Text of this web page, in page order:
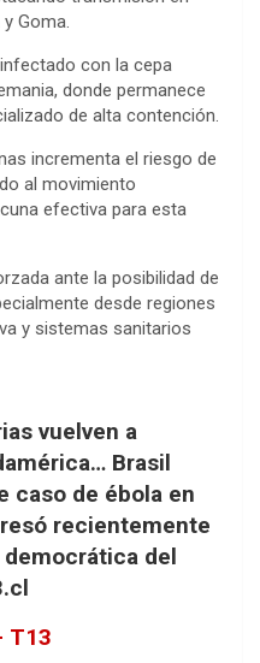
Goma.
con la cepa
donde permanece
de alta contención.
incrementa el riesgo de
al movimiento
efectiva para esta
ante la posibilidad de
desde regiones
y sistemas sanitarios
vuelven a
Brasil
caso de ébola en
recientemente
del
T13